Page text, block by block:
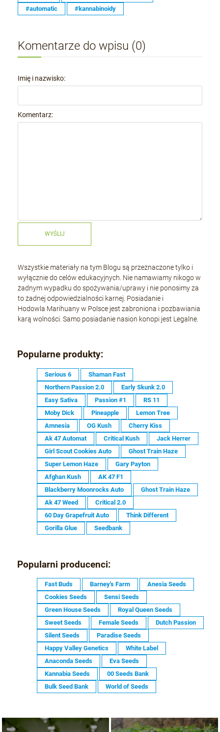
#automatic
#kannabinoidy
Komentarze do wpisu (0)
Imię i nazwisko:
Komentarz:
WYŚLIJ
Wszystkie materiały na tym Blogu są przeznaczone tylko i
wyłącznie do celów edukacyjnych. Nie namawiamy nikogo w
żadnym wypadku do spożywania/uprawy i nie ponosimy za
to żadnej odpowiedzialności karnej. Posiadanie i
Hodowla Marihuany w Polsce jest zabroniona i pozbawiania
karą wolności. Samo posiadanie nasion konopi jest Legalne.
Popularne produkty:
Serious 6
Shaman Fast
Northern Passion 2.0
Early Skunk 2.0
Easy Sativa
Passion #1
RS 11
Moby Dick
Pineapple
Lemon Tree
Amnesia
OG Kush
Cherry Kiss
Ak 47 Automat
Critical Kush
Jack Herrer
Girl Scout Cookies Auto
Ghost Train Haze
Super Lemon Haze
Gary Payton
Afghan Kush
AK 47 F1
Blackberry Moonrocks Auto
Ghost Train Haze
Ak 47 Weed
Critical 2.0
60 Day Grapefruit Auto
Think Different
Gorilla Glue
Seedbank
Popularni producenci:
Fast Buds Barney's Farm
Anesia Seeds
Cookies Seeds
Sensi Seeds
Green House Seeds
Royal Queen Seeds
Sweet Seeds
Female Seeds
Dutch Passion
Silent Seeds
Paradise Seeds
Happy Valley Genetics
White Label
Anaconda Seeds
Eva Seeds
Kannabia Seeds
00 Seeds Bank
Bulk Seed Bank
World of Seeds